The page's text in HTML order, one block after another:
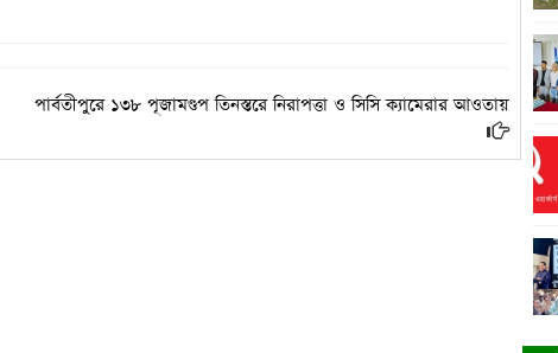
পার্বতীপুরে ১৩৮ পূজামণ্ডপ তিনস্তরে নিরাপত্তা ও সিসি ক্যামেরার আওতায়